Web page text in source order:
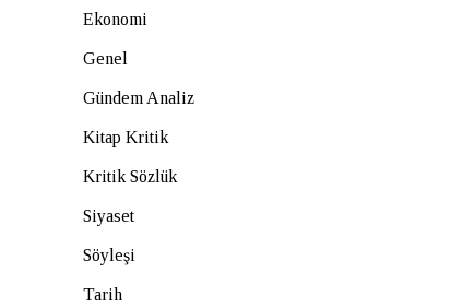
Ekonomi
Genel
Gündem Analiz
Kitap Kritik
Kritik Sözlük
Siyaset
Söyleşi
Tarih